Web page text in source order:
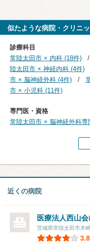
似たような病院・クリニ
診療科目
常陸太田市 × 内科 (18件)
陸太田市 × 神経内科 (4件)
市 × 脳神経外科 (4件)
市 × 小児科 (11件)
専門医・資格
常陸太田市 × 脳神経外科専
近くの病院
医療法人西山会
茨城県常陸太田市木